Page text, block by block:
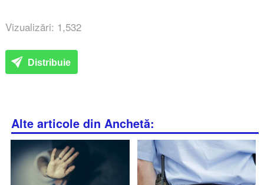
Vizualizări: 1,532
Distribuie
Alte articole din Anchetă: